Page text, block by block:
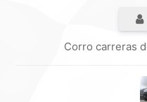
Corro carreras